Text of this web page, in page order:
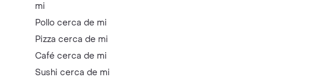
mi
Pollo cerca de mi
Pizza cerca de mi
Café cerca de mi
Sushi cerca de mi